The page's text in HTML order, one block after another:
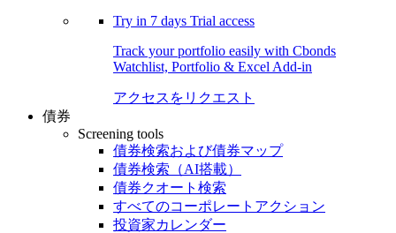
Try in 7 days Trial access
Track your portfolio easily with Cbonds
Watchlist, Portfolio & Excel Add-in
アクセスをリクエスト
債券
Screening tools
債券検索および債券マップ
債券検索（AI搭載）
債券クオート検索
すべてのコーポレートアクション
投資家カレンダー